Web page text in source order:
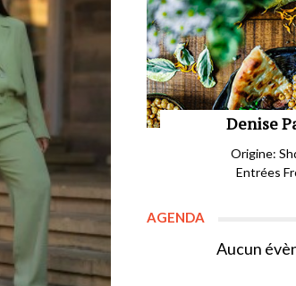
Denise
Origine:
Entrées
AGENDA
Aucun